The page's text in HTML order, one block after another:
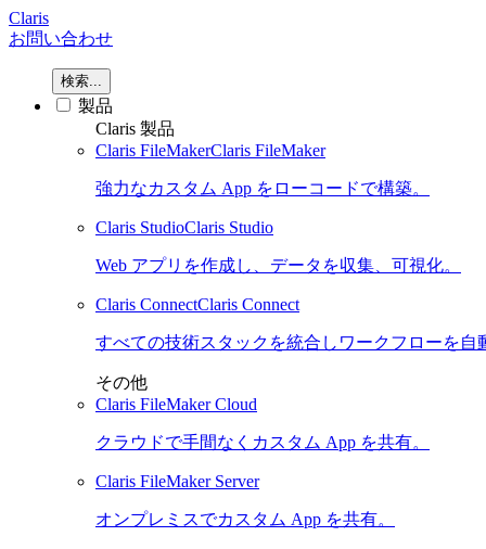
Claris
お問い合わせ
検索...
製品
Claris 製品
Claris FileMakerClaris FileMaker
強力なカスタム App をローコードで構築。
Claris StudioClaris Studio
Web アプリを作成し、データを収集、可視化。
Claris ConnectClaris Connect
すべての技術スタックを統合しワークフローを自
その他
Claris FileMaker Cloud
クラウドで手間なくカスタム App を共有。
Claris FileMaker Server
オンプレミスでカスタム App を共有。